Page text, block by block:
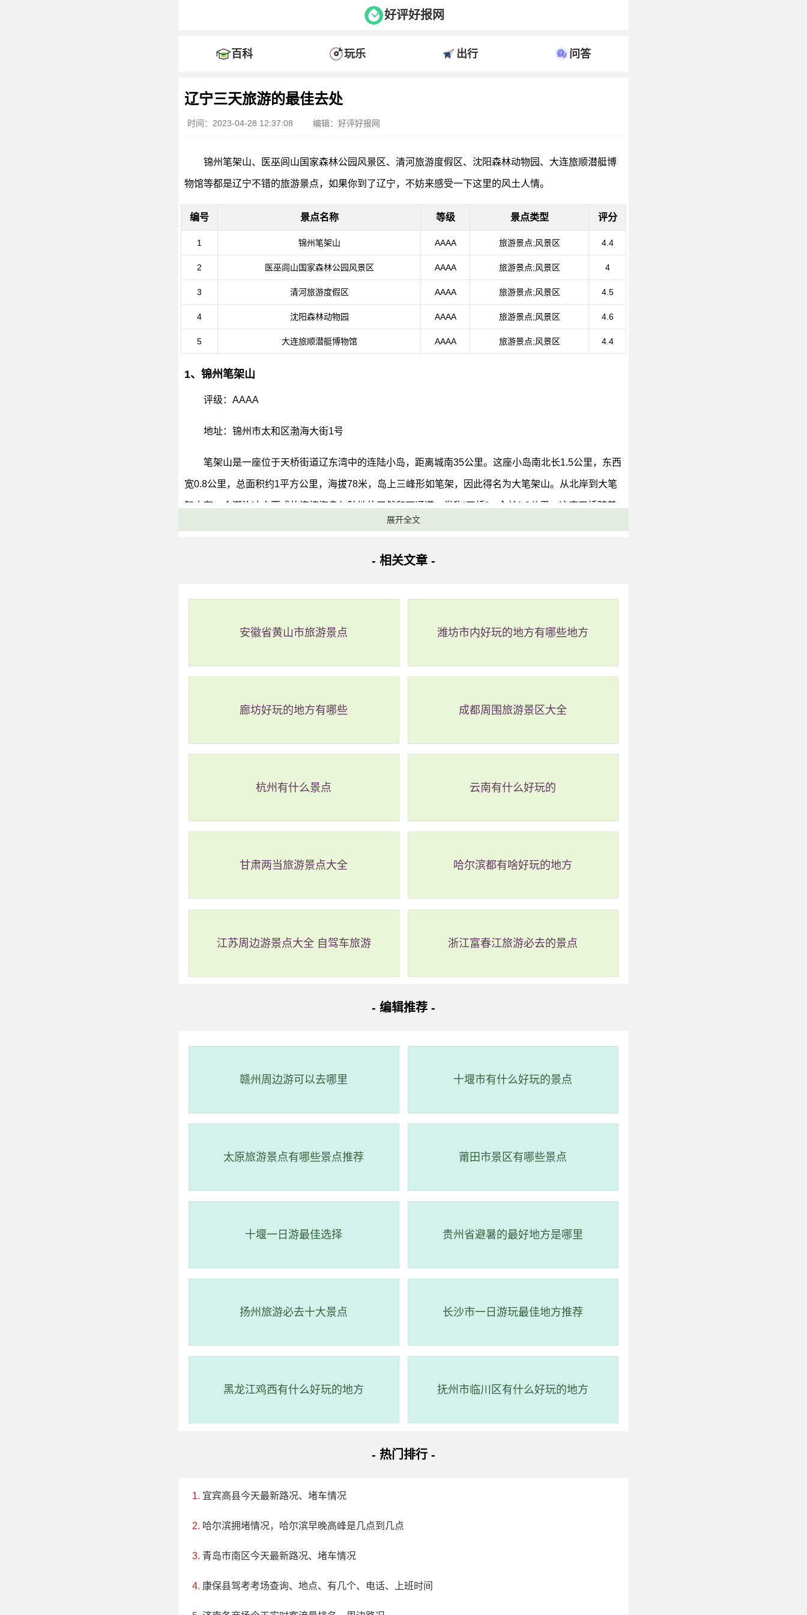
好评好报网
百科 玩乐 出行 问答
辽宁三天旅游的最佳去处
时间：2023-04-28 12:37:08 编辑：好评好报网
锦州笔架山、医巫闾山国家森林公园风景区、清河旅游度假区、沈阳森林动物园、大连旅顺潜艇博
物馆等都是辽宁不错的旅游景点，如果你到了辽宁，不妨来感受一下这里的风土人情。
编号 景点名称 等级 景点类型 评分
1 锦州笔架山 AAAA 旅游景点;风景区 4.4
2 医巫闾山国家森林公园风景区 AAAA 旅游景点;风景区 4
3 清河旅游度假区 AAAA 旅游景点;风景区 4.5
4 沈阳森林动物园 AAAA 旅游景点;风景区 4.6
5 大连旅顺潜艇博物馆 AAAA 旅游景点;风景区 4.4
1、锦州笔架山
评级：AAAA
地址：锦州市太和区渤海大街1号
笔架山是一座位于天桥街道辽东湾中的连陆小岛，距离城南35公里。这座小岛南北长1.5公里，东西
宽0.8公里，总面积约1平方公里，海拔78米，岛上三峰形如笔架，因此得名为大笔架山。从北岸到大笔
架山有一个潮汐冲击而成的连接海岛与陆地的天然卵石通道，俗称“天桥”，全长1.8公里。这座天桥随着
潮汐的涨落而时隐时现，是一道佳景奇观。每当落潮时，海水慢慢地向两边退去，通道便像一条蜿蜒的
2、医巫闾山国家森林公园风景区
地址：辽宁省锦州市北镇市大朝阳国家森林公园东侧
有四大景区供游客游览，其中国家森林公园风景区是整个自然保护区自然景观和人文景观的精华部分，
市政府所在地40公里，京哈铁路开原站9公里，沈哈高速公路开原出入口10公里，交通便利，通讯发
达，环境优美，功能齐全，于2000年5月被辽宁省人民政府批准为省级旅游度假区。清河水库是这里最
展开全文
- 相关文章 -
安徽省黄山市旅游景点 潍坊市内好玩的地方有哪些地方
廊坊好玩的地方有哪些 成都周围旅游景区大全
杭州有什么景点 云南有什么好玩的
甘肃两当旅游景点大全 哈尔滨都有啥好玩的地方
江苏周边游景点大全 自驾车旅游 浙江富春江旅游必去的景点
- 编辑推荐 -
赣州周边游可以去哪里 十堰市有什么好玩的景点
太原旅游景点有哪些景点推荐 莆田市景区有哪些景点
十堰一日游最佳选择 贵州省避暑的最好地方是哪里
扬州旅游必去十大景点 长沙市一日游玩最佳地方推荐
黑龙江鸡西有什么好玩的地方 抚州市临川区有什么好玩的地方
- 热门排行 -
宜宾高县今天最新路况、堵车情况
哈尔滨拥堵情况，哈尔滨早晚高峰是几点到几点
青岛市南区今天最新路况、堵车情况
康保县驾考考场查询、地点、有几个、电话、上班时间